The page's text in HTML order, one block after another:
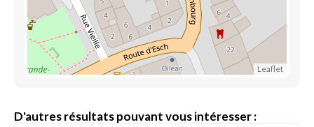
Leaflet
D'autres résultats pouvant vous intéresser :